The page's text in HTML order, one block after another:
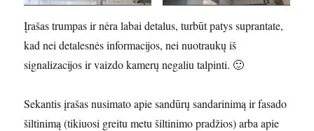
Įrašas trumpas ir nėra labai detalus, turbūt patys suprantate,
kad nei detalesnės informacijos, nei nuotraukų iš
signalizacijos ir vaizdo kamerų negaliu talpinti. 🙂
Sekantis įrašas nusimato apie sandūrų sandarinimą ir fasado
šiltinimą (tikiuosi greitu metu šiltinimo pradžios) arba apie